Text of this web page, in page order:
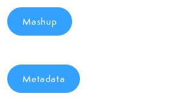
Mashup
Metadata